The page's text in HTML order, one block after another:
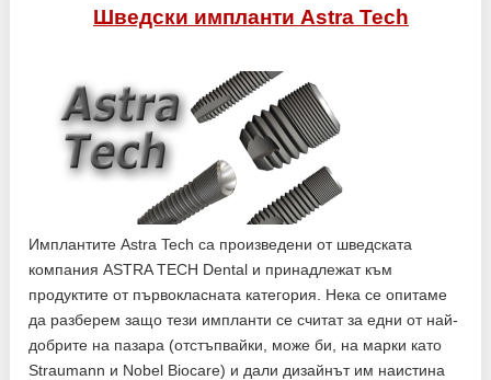
Шведски импланти Astra Tech
Имплантите Astra Tech са произведени от шведската
компания ASTRA TECH Dental и принадлежат към
продуктите от първокласната категория. Нека се опитаме
да разберем защо тези импланти се считат за едни от най-
добрите на пазара (отстъпвайки, може би, на марки като
Straumann и Nobel Biocare) и дали дизайнът им наистина